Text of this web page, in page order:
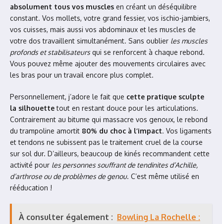
absolument tous vos muscles en créant un déséquilibre
constant. Vos mollets, votre grand fessier, vos ischio-jambiers,
vos cuisses, mais aussi vos abdominaux et les muscles de
votre dos travaillent simultanément. Sans oublier les muscles
profonds et stabilisateursqui se renforcent à chaque rebond.
Vous pouvez même ajouter des mouvements circulaires avec
les bras pour un travail encore plus complet.
Personnellement, j’adore le fait que cette pratique sculpte
la silhouettetout en restant douce pour les articulations.
Contrairement au bitume qui massacre vos genoux, le rebond
du trampoline amortit 80% du choc à l’impact. Vos ligaments
et tendons ne subissent pas le traitement cruel de la course
sur sol dur. D’ailleurs, beaucoup de kinés recommandent cette
activité pour les personnes souffrant de tendinites d’Achille,
d’arthrose ou de problèmes de genou. C’est même utilisé en
rééducation !
À consulter également : Bowling La Rochelle :